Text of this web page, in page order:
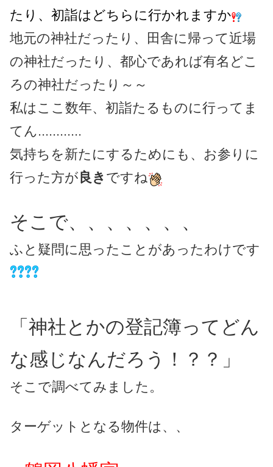
たり、初詣はどちらに行かれますか
地元の神社だったり、田舎に帰って近場
の神社だったり、都心であれば有名どこ
ろの神社だったり～～
私はここ数年、初詣たるものに行ってま
てん............
気持ちを新たにするためにも、お参りに
行った方が良き ですね
そこで、、、、、、、
ふと疑問に思ったことがあったわけです
「神社とかの登記簿ってどん
な感じなんだろう！？？」
そこで調べてみました。
ターゲットとなる物件は、、